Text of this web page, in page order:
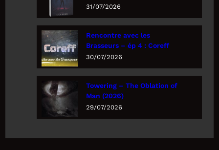
31/07/2026
Rencontre avec les
Brasseurs – ép 4 : Coreff
30/07/2026
Towering – The Oblation of
Man (2026)
29/07/2026